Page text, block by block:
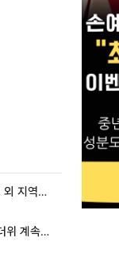
동해안은 시간당 80㎜ 폭우, 그 외 지역은 폭염…‘극과 극 날씨’
[내일 날씨] 폭염 한풀 꺾여도 무더위 계속⋯동해안 이틀 연속 비